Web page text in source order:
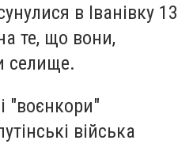
в Іванівку 13
те, що вони,
селище.
"воєнкори"
війська